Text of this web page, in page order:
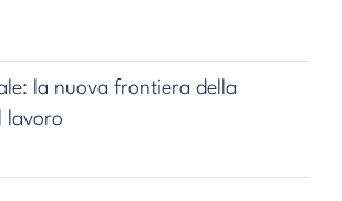
la nuova frontiera della
lavoro